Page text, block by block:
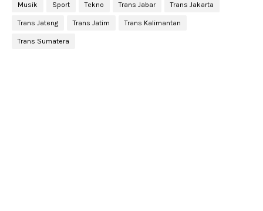
Musik Sport Tekno Trans Jabar Trans Jakarta
Trans Jateng Trans Jatim Trans Kalimantan
Trans Sumatera